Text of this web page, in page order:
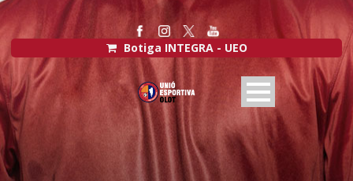
Botiga INTEGRA - UEO